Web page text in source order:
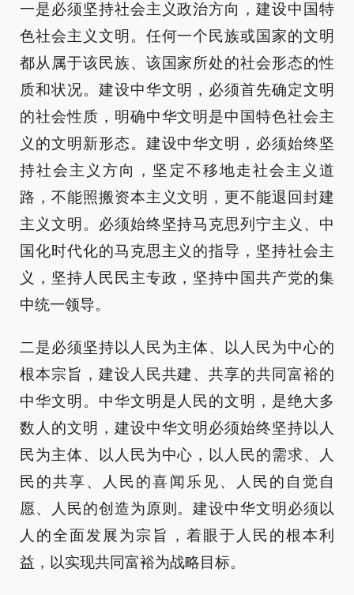
一是必须坚持社会主义政治方向，建设中国特
色社会主义文明。任何一个民族或国家的文明
都从属于该民族、该国家所处的社会形态的性
质和状况。建设中华文明，必须首先确定文明
的社会性质，明确中华文明是中国特色社会主
义的文明新形态。建设中华文明，必须始终坚
持社会主义方向，坚定不移地走社会主义道
路，不能照搬资本主义文明，更不能退回封建
主义文明。必须始终坚持马克思列宁主义、中
国化时代化的马克思主义的指导，坚持社会主
义，坚持人民民主专政，坚持中国共产党的集
中统一领导。
二是必须坚持以人民为主体、以人民为中心的
根本宗旨，建设人民共建、共享的共同富裕的
中华文明。中华文明是人民的文明，是绝大多
数人的文明，建设中华文明必须始终坚持以人
民为主体、以人民为中心，以人民的需求、人
民的共享、人民的喜闻乐见、人民的自觉自
愿、人民的创造为原则。建设中华文明必须以
人的全面发展为宗旨，着眼于人民的根本利
益，以实现共同富裕为战略目标。